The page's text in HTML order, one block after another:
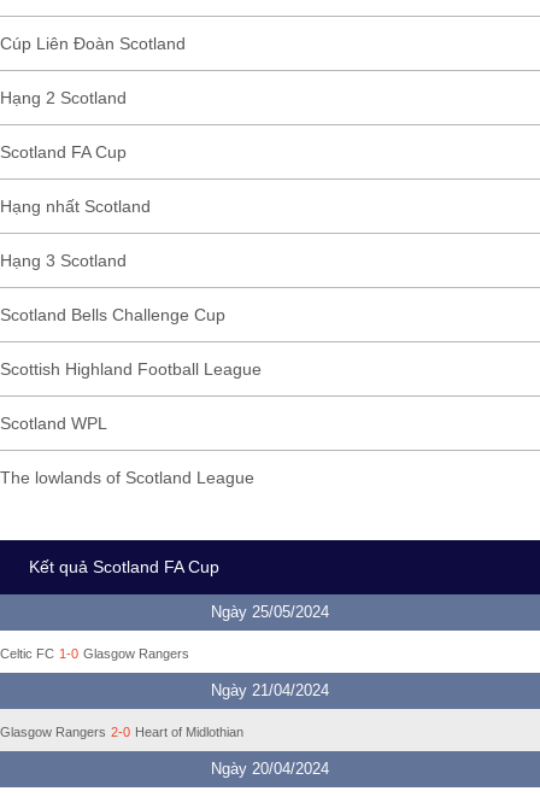
Cúp Liên Đoàn Scotland
Hạng 2 Scotland
Scotland FA Cup
Hạng nhất Scotland
Hạng 3 Scotland
Scotland Bells Challenge Cup
Scottish Highland Football League
Scotland WPL
The lowlands of Scotland League
Kết quả Scotland FA Cup
Ngày 25/05/2024
Celtic FC 1-0 Glasgow Rangers
Ngày 21/04/2024
Glasgow Rangers 2-0 Heart of Midlothian
Ngày 20/04/2024